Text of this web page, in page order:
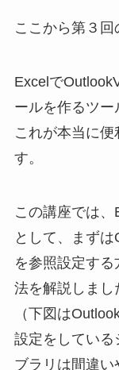
ここから第３回
Excelで
ールを作るツー
これが本当に
す。
この講座では
として、まず
を参照設定す
法を解説しまし
（下図は
設定をしている
ブラリは間違い